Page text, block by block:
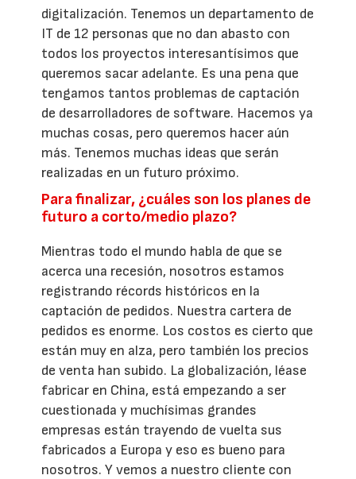
digitalización. Tenemos un departamento de
IT de 12 personas que no dan abasto con
todos los proyectos interesantísimos que
queremos sacar adelante. Es una pena que
tengamos tantos problemas de captación
de desarrolladores de software. Hacemos ya
muchas cosas, pero queremos hacer aún
más. Tenemos muchas ideas que serán
realizadas en un futuro próximo.
Para finalizar, ¿cuáles son los planes de
futuro a corto/medio plazo?
Mientras todo el mundo habla de que se
acerca una recesión, nosotros estamos
registrando récords históricos en la
captación de pedidos. Nuestra cartera de
pedidos es enorme. Los costos es cierto que
están muy en alza, pero también los precios
de venta han subido. La globalización, léase
fabricar en China, está empezando a ser
cuestionada y muchísimas grandes
empresas están trayendo de vuelta sus
fabricados a Europa y eso es bueno para
nosotros. Y vemos a nuestro cliente con